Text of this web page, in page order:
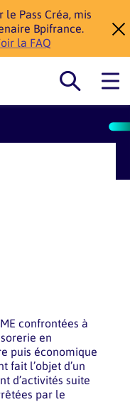
Pass Créa, mis
Bpifrance.
la FAQ
confrontées à
en
puis économique
fait l’objet d’un
d’activités suite
par le